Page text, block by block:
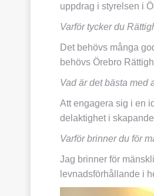
uppdrag i styrelsen i
Varför tycker du
Det behövs många
behövs Örebro
Vad är det bästa med
Att engagera sig i en
delaktighet i
Varför brinner du för
Jag brinner för
levnadsförhållande i